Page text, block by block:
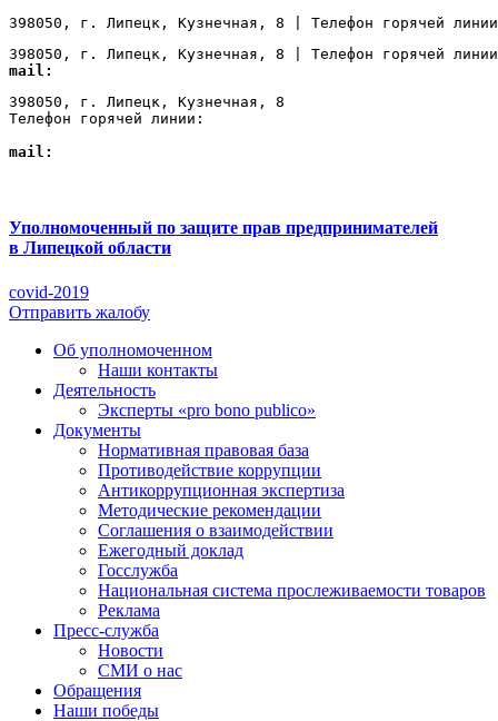
398050, г. Липецк, Кузнечная, 8 | Телефон горячей
398050, г. Липецк, Кузнечная, 8 | Телефон горячей
mail:
398050, г. Липецк, Кузнечная, 8
Телефон горячей линии:
mail:
Уполномоченный по защите прав предпринимателей
в Липецкой области
covid-2019
Отправить жалобу
Об уполномоченном
Наши контакты
Деятельность
Эксперты «pro bono publico»
Документы
Нормативная правовая база
Противодействие коррупции
Антикоррупционная экспертиза
Методические рекомендации
Соглашения о взаимодействии
Ежегодный доклад
Госслужба
Национальная система прослеживаемости товаров
Реклама
Пресс-служба
Новости
СМИ о нас
Обращения
Наши победы